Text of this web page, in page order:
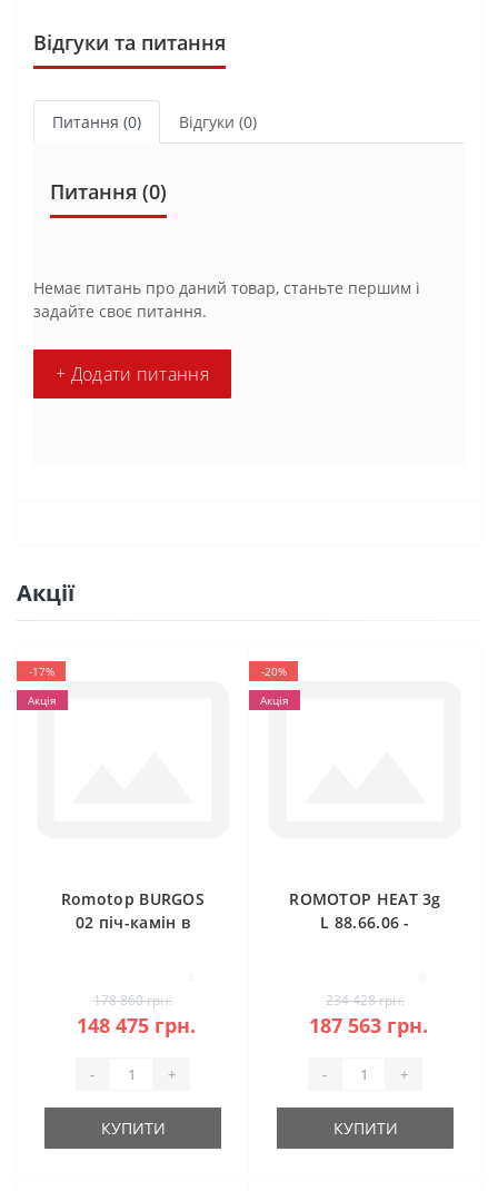
Відгуки та питання
Питання (0) Відгуки (0)
Питання (0)
Немає питань про даний товар, станьте першим і
задайте своє питання.
+ Додати питання
Акції
-17%
Акція
Romotop BURGOS
02 піч-камін в
178 860 грн.
148 475 грн.
- +
КУПИТИ
-20%
Акція
ROMOTOP HEAT 3g
L 88.66.06 -
камера)
234 428 грн.
187 563 грн.
- +
КУПИТИ